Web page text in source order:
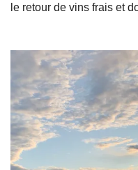
le retour de vins frais et